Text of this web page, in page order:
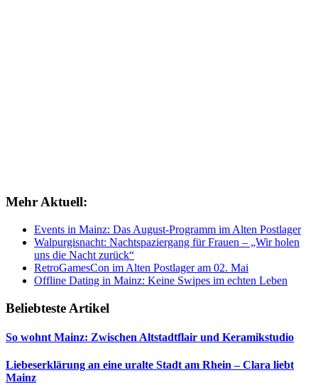
Mehr Aktuell:
Events in Mainz: Das August-Programm im Alten Postlager
Walpurgisnacht: Nachtspaziergang für Frauen – „Wir holen
uns die Nacht zurück“
RetroGamesCon im Alten Postlager am 02. Mai
Offline Dating in Mainz: Keine Swipes im echten Leben
Beliebteste Artikel
So wohnt Mainz: Zwischen Altstadtflair und Keramikstudio
Liebeserklärung an eine uralte Stadt am Rhein – Clara liebt
Mainz